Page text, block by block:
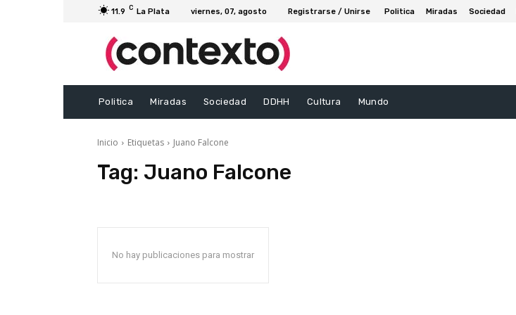
11.9 C La Plata viernes, 07, agosto Registrarse / Unirse Politica Miradas Sociedad
Politica Miradas Sociedad DDHH Cultura Mundo
Inicio Etiquetas Juano Falcone
Tag: Juano Falcone
No hay publicaciones para mostrar